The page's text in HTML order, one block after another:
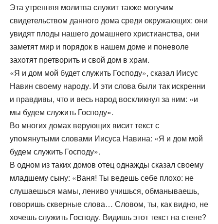
Эта утренняя молитва служит также могучим
свидетельством данного дома среди окружающих: они
увидят плоды нашего домашнего христианства, они
заметят мир и порядок в нашем доме и поневоле
захотят претворить и свой дом в храм.
«Я и дом мой будет служить Господу», сказал Иисус
Навин своему народу. И эти слова были так искренни
и правдивы, что и весь народ воскликнул за ним: «и
мы будем служить Господу».
Во многих домах верующих висит текст с
упомянутыми словами Иисуса Навина: «Я и дом мой
будем служить Господу».
В одном из таких домов отец однажды сказал своему
младшему сыну: «Ваня! Ты ведешь себе плохо: не
слушаешься мамы, лениво учишься, обманываешь,
говоришь скверные слова… Словом, ты, как видно, не
хочешь служить Господу. Видишь этот текст на стене?